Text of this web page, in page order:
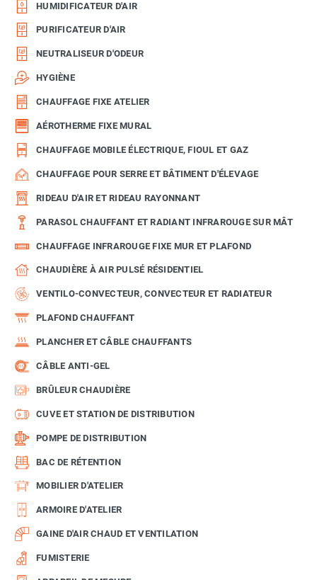
HUMIDIFICATEUR D'AIR
PURIFICATEUR D'AIR
NEUTRALISEUR D'ODEUR
HYGIÈNE
CHAUFFAGE FIXE ATELIER
AÉROTHERME FIXE MURAL
CHAUFFAGE MOBILE ÉLECTRIQUE, FIOUL ET GAZ
CHAUFFAGE POUR SERRE ET BÂTIMENT D'ÉLEVAGE
RIDEAU D'AIR ET RIDEAU RAYONNANT
PARASOL CHAUFFANT ET RADIANT INFRAROUGE SUR MÂT
CHAUFFAGE INFRAROUGE FIXE MUR ET PLAFOND
CHAUDIÈRE À AIR PULSÉ RÉSIDENTIEL
VENTILO-CONVECTEUR, CONVECTEUR ET RADIATEUR
PLAFOND CHAUFFANT
PLANCHER ET CÂBLE CHAUFFANTS
CÂBLE ANTI-GEL
BRÛLEUR CHAUDIÈRE
CUVE ET STATION DE DISTRIBUTION
POMPE DE DISTRIBUTION
BAC DE RÉTENTION
MOBILIER D'ATELIER
ARMOIRE D'ATELIER
GAINE D'AIR CHAUD ET VENTILATION
FUMISTERIE